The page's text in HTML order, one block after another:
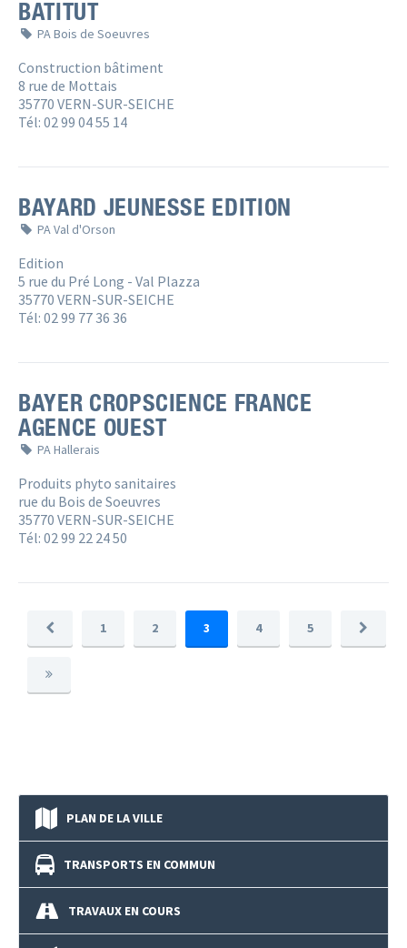
BATITUT
PA Bois de Soeuvres
Construction bâtiment
8 rue de Mottais
35770 VERN-SUR-SEICHE
Tél: 02 99 04 55 14
BAYARD JEUNESSE EDITION
PA Val d'Orson
Edition
5 rue du Pré Long - Val Plazza
35770 VERN-SUR-SEICHE
Tél: 02 99 77 36 36
BAYER CROPSCIENCE FRANCE
AGENCE OUEST
PA Hallerais
Produits phyto sanitaires
rue du Bois de Soeuvres
35770 VERN-SUR-SEICHE
Tél: 02 99 22 24 50
1 2 3 4 5
PLAN DE LA VILLE
TRANSPORTS EN COMMUN
TRAVAUX EN COURS